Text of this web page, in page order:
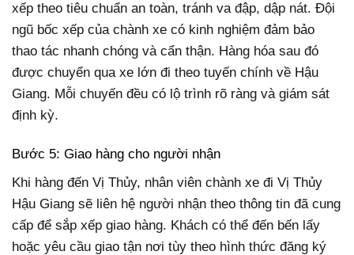
xếp theo tiêu chuẩn an toàn, tránh va đập, dập nát. Đội
ngũ bốc xếp của chành xe có kinh nghiệm đảm bảo
thao tác nhanh chóng và cẩn thận. Hàng hóa sau đó
được chuyển qua xe lớn đi theo tuyến chính về Hậu
Giang. Mỗi chuyến đều có lộ trình rõ ràng và giám sát
định kỳ.
Bước 5: Giao hàng cho người nhận
Khi hàng đến Vị Thủy, nhân viên chành xe đi Vị Thủy
Hậu Giang sẽ liên hệ người nhận theo thông tin đã cung
cấp để sắp xếp giao hàng. Khách có thể đến bến lấy
hoặc yêu cầu giao tận nơi tùy theo hình thức đăng ký